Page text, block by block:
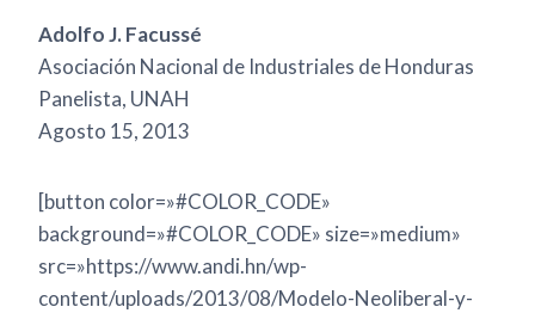
Adolfo J. Facussé
Asociación Nacional de Industriales de Honduras
Panelista, UNAH
Agosto 15, 2013
[button color=»#COLOR_CODE»
background=»#COLOR_CODE» size=»medium»
src=»https://www.andi.hn/wp-
content/uploads/2013/08/Modelo-Neoliberal-y-